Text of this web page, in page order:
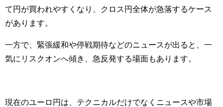
て円が買われやすくなり、クロス円全体が急落するケース
があります。
一方で、緊張緩和や停戦期待などのニュースが出ると、一
気にリスクオンへ傾き、急反発する場面もあります。
現在のユーロ円は、テクニカルだけでなくニュースや市場